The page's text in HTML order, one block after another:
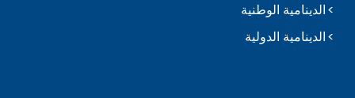
الدينامية الوطنية
الدينامية الدولية